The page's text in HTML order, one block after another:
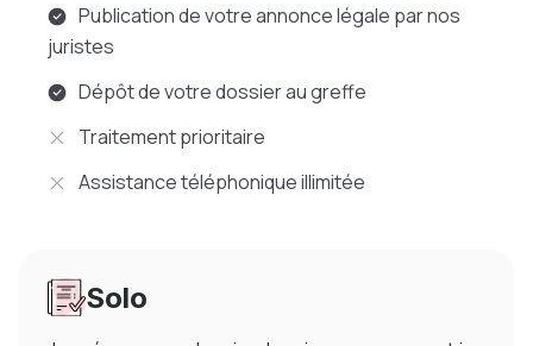
Publication de votre annonce légale par nos
juristes
Dépôt de votre dossier au greffe
Traitement prioritaire
Assistance téléphonique illimitée
Solo